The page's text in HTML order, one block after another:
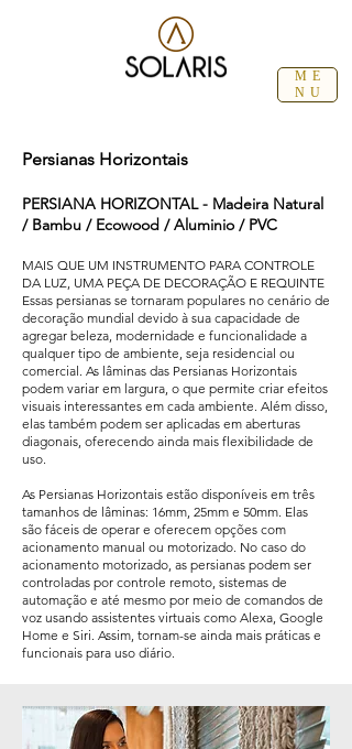
ME
NU
Persianas Horizontais
PERSIANA HORIZONTAL - Madeira Natural
/ Bambu / Ecowood / Aluminio / PVC
MAIS QUE UM INSTRUMENTO PARA CONTROLE
DA LUZ, UMA PEÇA DE DECORAÇÃO E REQUINTE
Essas persianas se tornaram populares no cenário de
decoração mundial devido à sua capacidade de
agregar beleza, modernidade e funcionalidade a
qualquer tipo de ambiente, seja residencial ou
comercial. As lâminas das Persianas Horizontais
podem variar em largura, o que permite criar efeitos
visuais interessantes em cada ambiente. Além disso,
elas também podem ser aplicadas em aberturas
diagonais, oferecendo ainda mais flexibilidade de
uso.
As Persianas Horizontais estão disponíveis em três
tamanhos de lâminas: 16mm, 25mm e 50mm. Elas
são fáceis de operar e oferecem opções com
acionamento manual ou motorizado. No caso do
acionamento motorizado, as persianas podem ser
controladas por controle remoto, sistemas de
automação e até mesmo por meio de comandos de
voz usando assistentes virtuais como Alexa, Google
Home e Siri. Assim, tornam-se ainda mais práticas e
funcionais para uso diário.